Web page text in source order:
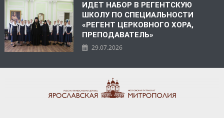
ИДЕТ НАБОР В РЕГЕНТСКУЮ
ШКОЛУ ПО СПЕЦИАЛЬНОСТИ
«РЕГЕНТ ЦЕРКОВНОГО ХОРА,
ПРЕПОДАВАТЕЛЬ»
29.07.2026